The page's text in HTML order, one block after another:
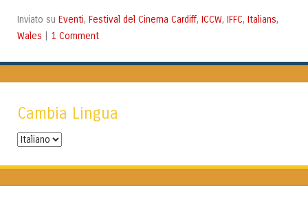
Inviato su Eventi, Festival del Cinema Cardiff, ICCW, IFFC, Italians,
Wales 1 Comment
Cambia Lingua
Cambia